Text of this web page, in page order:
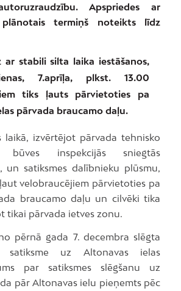
Apspriedes ar
plānotais termiņš noteikts līdz
ar stabili silta laika iestāšanos,
7.aprīļa, plkst. 13.00
tiks ļauts pārvietoties pa
pārvada braucamo daļu.
laikā, izvērtējot pārvada tehnisko
inspekcijās sniegtās
un satiksmes dalībnieku plūsmu,
velobraucējiem pārvietoties pa
braucamo daļu un cilvēki tika
tikai pārvada ietves zonu.
pērnā gada 7. decembra slēgta
satiksme uz Altonavas ielas
par satiksmes slēgšanu uz
pār Altonavas ielu pieņemts pēc